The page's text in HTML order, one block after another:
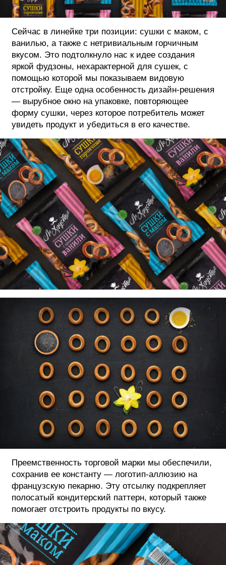
Сейчас в линейке три позиции: сушки с маком, с
ванилью, а также с нетривиальным горчичным
вкусом. Это подтолкнуло нас к идее создания
яркой фудзоны, нехарактерной для сушек, с
помощью которой мы показываем видовую
отстройку. Еще одна особенность дизайн-решения
— вырубное окно на упаковке, повторяющее
форму сушки, через которое потребитель может
увидеть продукт и убедиться в его качестве.
Преемственность торговой марки мы обеспечили,
сохранив ее константу — логотип-аллюзию на
французскую пекарню. Эту отсылку подкрепляет
полосатый кондитерский паттерн, который также
помогает отстроить продукты по вкусу.